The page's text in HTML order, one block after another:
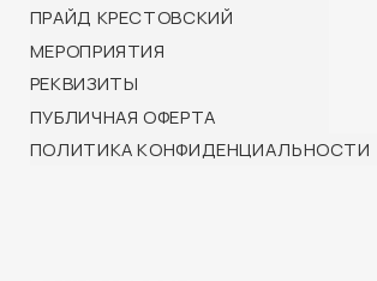
Лахтинский пр-т, 85 корп. 2
10:00 — 21:00 ежедневно
Проспект Динамо, 44Б
12:00— 21:00 с 15 апреля по 15 октября
+7 (901) 322-29-80